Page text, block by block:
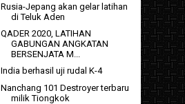
Rusia-Jepang akan gelar latihan
di Teluk Aden
QADER 2020, LATIHAN
GABUNGAN ANGKATAN
BERSENJATA M...
India berhasil uji rudal K-4
Nanchang 101 Destroyer terbaru
milik Tiongkok